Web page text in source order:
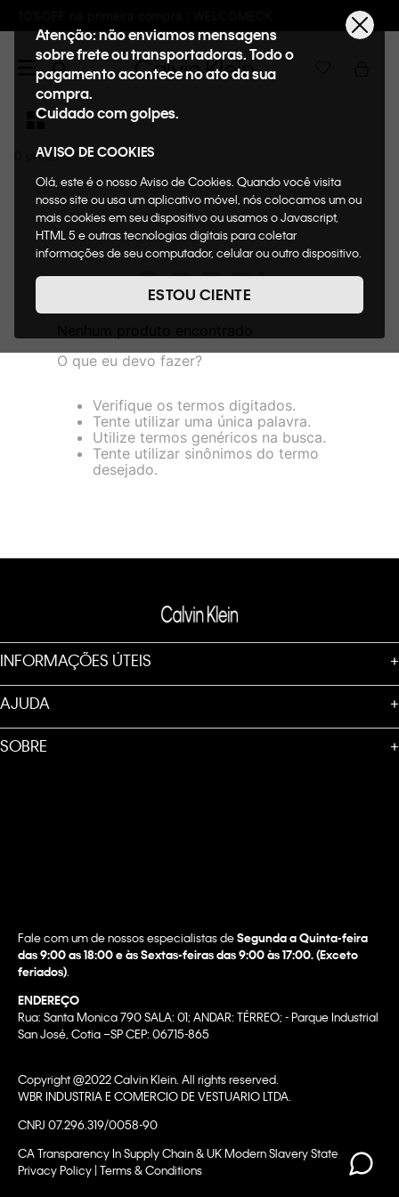
Frete GRÁTIS nas
Atenção: não enviamos mensagens
sobre frete ou transportadoras. Todo o
pagamento acontece no ato da sua
compra.
Cuidado com golpes.
AVISO DE COOKIES
Olá, este é o nosso Aviso de Cookies. Quando você visita
nosso site ou usa um aplicativo móvel, nós colocamos um ou
mais cookies em seu dispositivo ou usamos o Javascript,
HTML 5 e outras tecnologias digitais para coletar
informações de seu computador, celular ou outro dispositivo.
de cookies, informaremos quais cookies usaremos e quais
suas funções. A forma como processamos os dados
nosso Aviso de Privacidade. Quando você visita nosso site,
consideraremos isso como sua solicitação específica para
loja virtual. Para maiores informações sobre o nosso aviso de
Cookies acesse o link.
ESTOU CIENTE
OOPS!
O que eu devo fazer?
Verifique os termos digitados.
Tente utilizar uma única palavra.
Utilize termos genéricos na busca.
Tente utilizar sinônimos do termo
desejado.
INFORMAÇÕES ÚTEIS +
AJUDA +
SOBRE +
Fale com um de nossos especialistas deSegunda a Quinta-feira
das 9:00 as 18:00 e às Sextas-feiras das 9:00 às 17:00. (Exceto
feriados)
ENDEREÇO
Rua: Santa Monica 790 SALA: 01; ANDAR: TÉRREO; - Parque Industrial
San José, Cotia –SP CEP: 06715-865
Copyright @2022 Calvin Klein. All rights reserved.
WBR INDUSTRIA E COMERCIO DE VESTUARIO LTDA.
CNPJ 07.296.319/0058-90
CA Transparency In Supply Chain & UK Modern Slavery Statement |
Privacy Policy | Terms & Conditions